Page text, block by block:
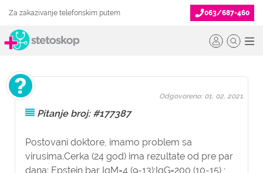
Za zakazivanje telefonskim putem 063/687-460
Pitanje broj: #177387
Postovani doktore, imamo problem sa
virusima.Cerka (24 god) ima rezultate od pre par
dana: Epstein bar IgM=4 (9-13);IgG=200 (10-15),;
Odgovoreno: 01. 02. 2021.